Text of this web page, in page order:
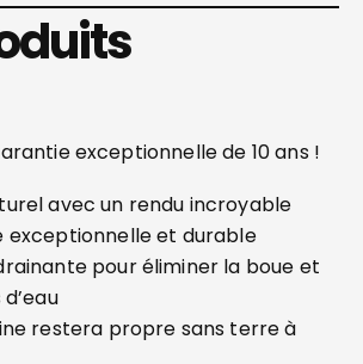
exceptionnelle de 10 ans !
avec un rendu incroyable
exceptionnelle et durable
pour éliminer la boue et
restera propre sans terre à